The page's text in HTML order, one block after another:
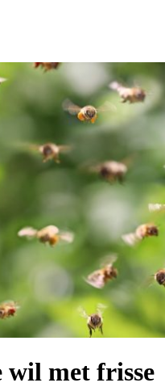
wil met frisse